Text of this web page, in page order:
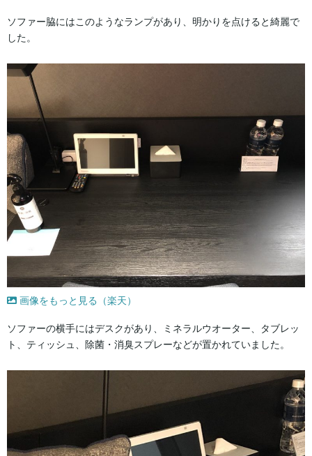
ソファー脇にはこのようなランプがあり、明かりを点けると綺麗で
した。
画像をもっと見る（楽天）
ソファーの横手にはデスクがあり、ミネラルウオーター、タブレッ
ト、ティッシュ、除菌・消臭スプレーなどが置かれていました。